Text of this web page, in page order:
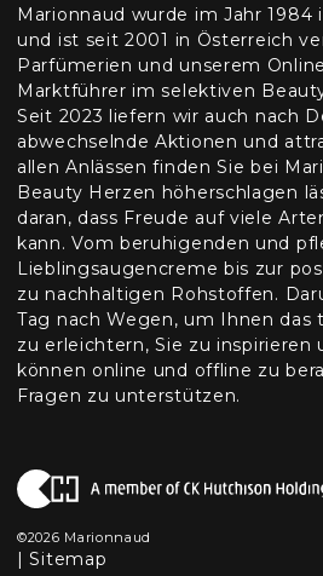
Marionnaud wurde im Jahr
und ist seit 2001 in Österreich
Parfümerien und unserem
Marktführer im selektiven
Seit 2023 liefern wir auch nach
abwechselnde Aktionen und
allen Anlässen finden Sie bei
Beauty Herzen höherschlagen
daran, dass Freude auf viele
kann. Vom beruhigenden und
Lieblingsaugencreme bis zur
zu nachhaltigen Rohstoffen.
Tag nach Wegen, um Ihnen das
zu erleichtern, Sie zu inspirieren
können online und offline zu
Fragen zu unterstützen.
©2026 Marionnaud
|Sitemap